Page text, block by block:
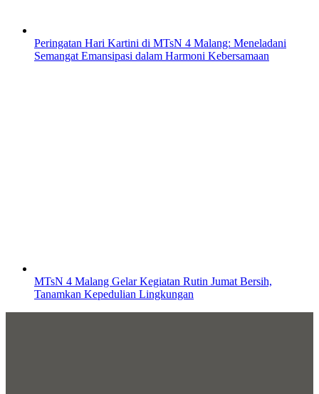
Peringatan Hari Kartini di MTsN 4 Malang: Meneladani
Semangat Emansipasi dalam Harmoni Kebersamaan
MTsN 4 Malang Gelar Kegiatan Rutin Jumat Bersih,
Tanamkan Kepedulian Lingkungan